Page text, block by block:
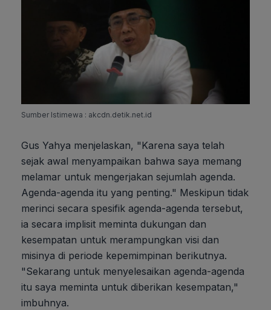
Sumber Istimewa : akcdn.detik.net.id
Gus Yahya menjelaskan, "Karena saya telah
sejak awal menyampaikan bahwa saya memang
melamar untuk mengerjakan sejumlah agenda.
Agenda-agenda itu yang penting." Meskipun tidak
merinci secara spesifik agenda-agenda tersebut,
ia secara implisit meminta dukungan dan
kesempatan untuk merampungkan visi dan
misinya di periode kepemimpinan berikutnya.
"Sekarang untuk menyelesaikan agenda-agenda
itu saya meminta untuk diberikan kesempatan,"
imbuhnya.